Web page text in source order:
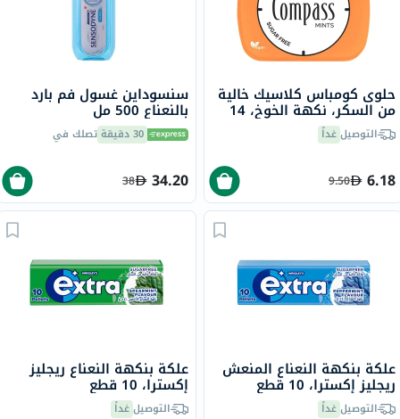
حلوى كومباس كلاسيك خالية
من السكر، نكهة الخوخ، 14
جرامالتوصيلغداً
6.18
9.50
سنسوداين غسول فم بارد
بالنعناع 500 مل
30 دقيقة تصلك في
34.20
38
علكة بنكهة النعناع المنعش
ريجليز إكسترا، 10 قطع
التوصيلغداً
علكة بنكهة النعناع ريجليز
إكسترا، 10 قطع
التوصيلغداً